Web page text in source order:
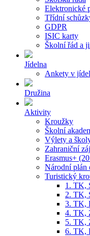
Elektronické
Třídní
GDPR
ISIC karty
Školní řád a
Jídelna
Ankety v
Družina
Aktivity
Kroužky
Školní
Výlety a
Zahraniční
Erasmus+
Národní plán
Turistický
1. TK,
2. TK,
3. TK,
4. TK,
5. TK,
6. TK,